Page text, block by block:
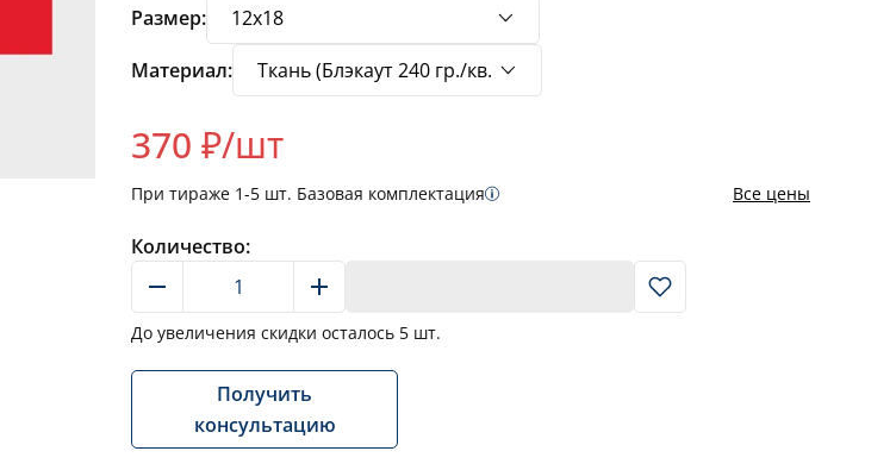
Размер:
Материал:
370 ₽/шт
При тираже 1-5 шт. Базовая комплектация Все цены
Количество:
До увеличения скидки осталось 5 шт.
Получить
консультацию